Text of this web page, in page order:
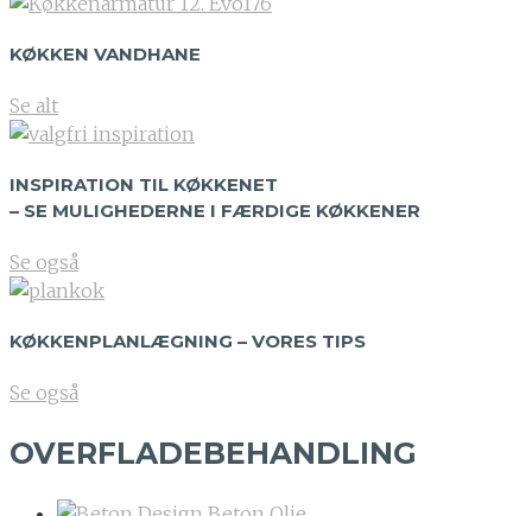
KØKKEN VANDHANE
Se alt
INSPIRATION TIL KØKKENET
– SE MULIGHEDERNE I FÆRDIGE KØKKENER
Se også
KØKKENPLANLÆGNING – VORES TIPS
Se også
OVERFLADEBEHANDLING